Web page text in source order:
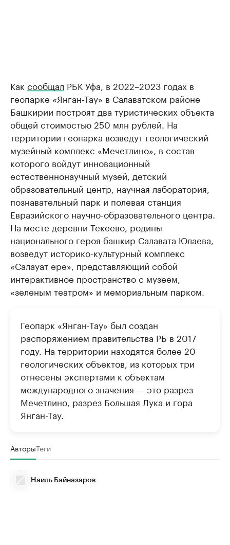
Как сообщал РБК Уфа, в 2022–2023 годах в
геопарке «Янган-Тау» в Салаватском районе
Башкирии построят два туристических объекта
общей стоимостью 250 млн рублей. На
территории геопарка возведут геологический
музейный комплекс «Мечетлино», в состав
которого войдут инновационный
естественнонаучный музей, детский
образовательный центр, научная лаборатория,
познавательный парк и полевая станция
Евразийского научно-образовательного центра.
На месте деревни Текеево, родины
национального героя башкир Салавата Юлаева,
возведут историко-культурный комплекс
«Салауат ере», представляющий собой
интерактивное пространство с музеем,
«зеленым театром» и мемориальным парком.
Геопарк «Янган-Тау» был создан
распоряжением правительства РБ в 2017
году. На территории находятся более 20
геологических объектов, из которых три
отнесены экспертами к объектам
международного значения — это разрез
Мечетлино, разрез Большая Лука и гора
Янган-Тау.
АвторыТеги
Наиль Байназаров